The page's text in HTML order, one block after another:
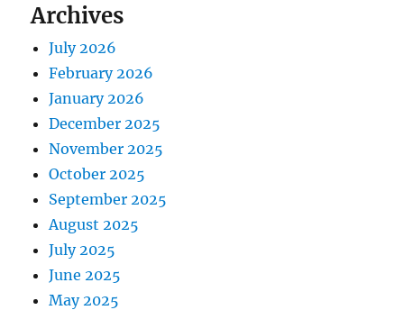
Archives
July 2026
February 2026
January 2026
December 2025
November 2025
October 2025
September 2025
August 2025
July 2025
June 2025
May 2025